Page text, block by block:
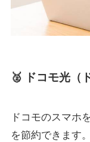
🥈 ドコモ光（
ドコモのスマホ
を節約できます